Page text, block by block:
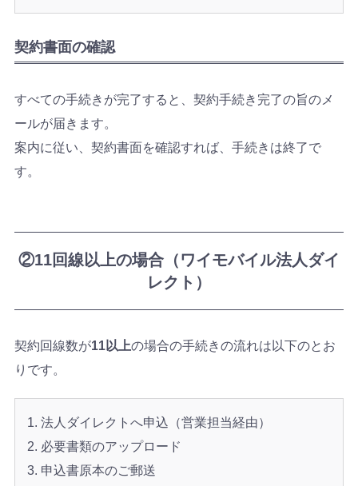
契約書面の確認
すべての手続きが完了すると、契約手続き完了の旨のメ
ールが届きます。
案内に従い、契約書面を確認すれば、手続きは終了で
す。
②11回線以上の場合（ワイモバイル法人ダイ
レクト）
契約回線数が11以上の場合の手続きの流れは以下のとお
りです。
法人ダイレクトへ申込（営業担当経由）
必要書類のアップロード
申込書原本のご郵送